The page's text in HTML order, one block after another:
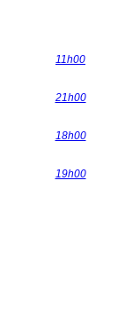
11h00
21h00
18h00
19h00